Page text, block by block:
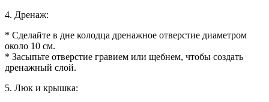
4. Дренаж:
* Сделайте в дне колодца дренажное отверстие диаметром
около 10 см.
* Засыпьте отверстие гравием или щебнем, чтобы создать
дренажный слой.
5. Люк и крышка: